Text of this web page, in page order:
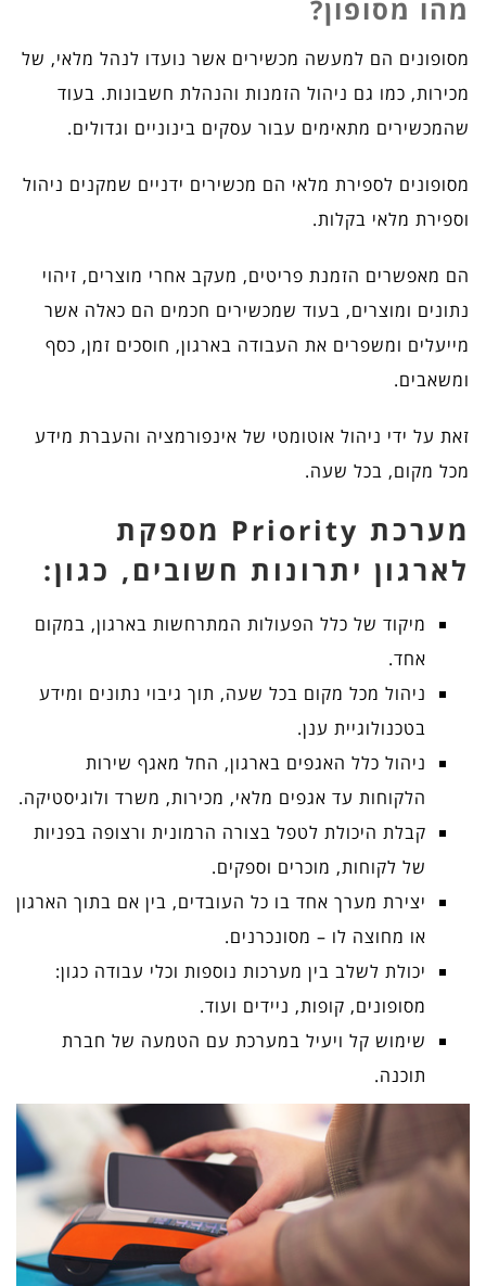
מהו מסופון?
מסופונים הם למעשה מכשירים אשר נועדו לנהל מלאי, של
מכירות, כמו גם ניהול הזמנות והנהלת חשבונות. בעוד
שהמכשירים מתאימים עבור עסקים בינוניים וגדולים.
מסופונים לספירת מלאי הם מכשירים ידניים שמקנים ניהול
וספירת מלאי בקלות.
הם מאפשרים הזמנת פריטים, מעקב אחרי מוצרים, זיהוי
נתונים ומוצרים, בעוד שמכשירים חכמים הם כאלה אשר
מייעלים ומשפרים את העבודה בארגון, חוסכים זמן, כסף
ומשאבים.
זאת על ידי ניהול אוטומטי של אינפורמציה והעברת מידע
מכל מקום, בכל שעה.
מערכת P riority
מספקת
לארגון יתרונות חשובים, כגון:
מיקוד של כלל הפעולות המתרחשות בארגון, במקום
אחד.
ניהול מכל מקום בכל שעה, תוך גיבוי נתונים ומידע
בטכנולוגיית ענן.
ניהול כלל האגפים בארגון, החל מאגף שירות
הלקוחות עד אגפים מלאי, מכירות, משרד ולוגיסטיקה.
קבלת היכולת לטפל בצורה הרמונית ורצופה בפניות
של לקוחות, מוכרים וספקים.
יצירת מערך אחד בו כל העובדים, בין אם בתוך הארגון
או מחוצה לו – מסונכרנים.
יכולת לשלב בין מערכות נוספות וכלי עבודה כגון:
מסופונים, קופות, ניידים ועוד.
שימוש קל ויעיל במערכת עם הטמעה של חברת
תוכנה.